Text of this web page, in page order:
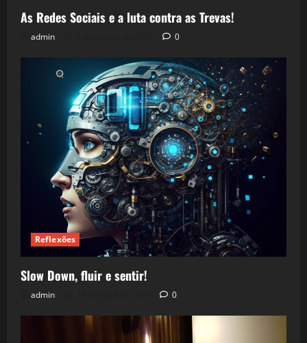
As Redes Sociais e a luta contra as Trevas!
admin 0
Reflexões
Slow Down, fluir e sentir!
admin 0